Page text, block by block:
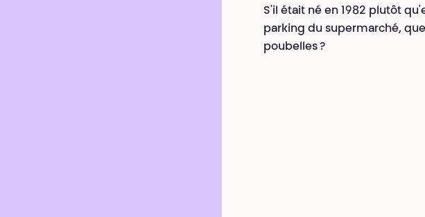
S'il était né en 1982 plutôt
parking du supermarché,
poubelles ?